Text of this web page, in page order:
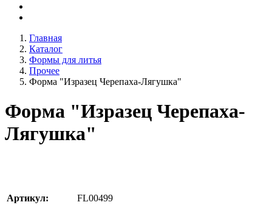
Главная
Каталог
Формы для литья
Прочее
Форма "Изразец Черепаха-Лягушка"
Форма "Изразец Черепаха-
Лягушка"
Артикул:
FL00499